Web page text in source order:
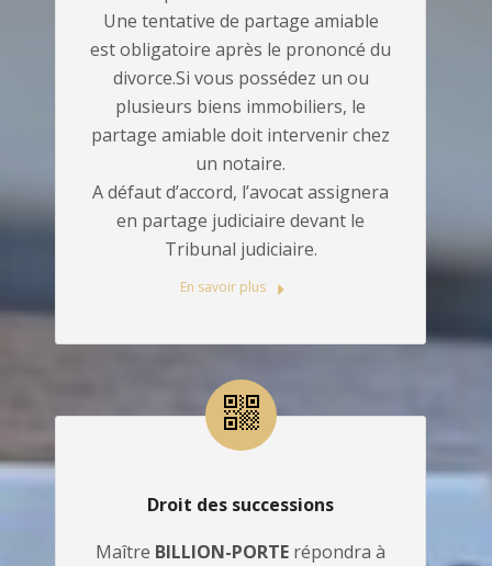
Une tentative de partage amiable
est obligatoire après le prononcé du
divorce.Si vous possédez un ou
plusieurs biens immobiliers, le
partage amiable doit intervenir chez
un notaire.
A défaut d’accord, l’avocat assignera
en partage judiciaire devant le
Tribunal judiciaire.
En savoir plus
Droit des successions
Maître BILLION-PORTE répondra à